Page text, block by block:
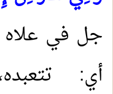
جل في علاه
أي: